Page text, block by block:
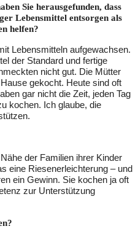
Sie herausgefunden, dass
Lebensmittel entsorgen als
helfen?
Lebensmitteln aufgewachsen.
der Standard und fertige
nicht gut. Die Mütter
gekocht. Heute sind oft
gar nicht die Zeit, jeden Tag
kochen. Ich glaube, die
der Familien ihrer Kinder
eine Riesenerleichterung – und
ein Gewinn. Sie kochen ja oft
zur Unterstützung